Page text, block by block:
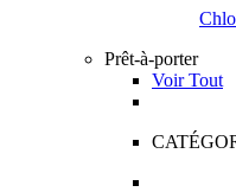
Prêt-à-porter
Voir Tout